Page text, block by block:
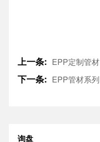
上一条: EPP定制管材
下一条: EPP管材系列
询盘